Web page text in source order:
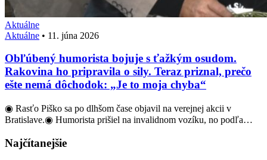
Aktuálne
Aktuálne • 11. júna 2026
Obľúbený humorista bojuje s ťažkým osudom.
Rakovina ho pripravila o sily. Teraz priznal, prečo
ešte nemá dôchodok: „Je to moja chyba“
◉ Rasťo Piško sa po dlhšom čase objavil na verejnej akcii v
Bratislave.◉ Humorista prišiel na invalidnom vozíku, no podľa…
Najčítanejšie